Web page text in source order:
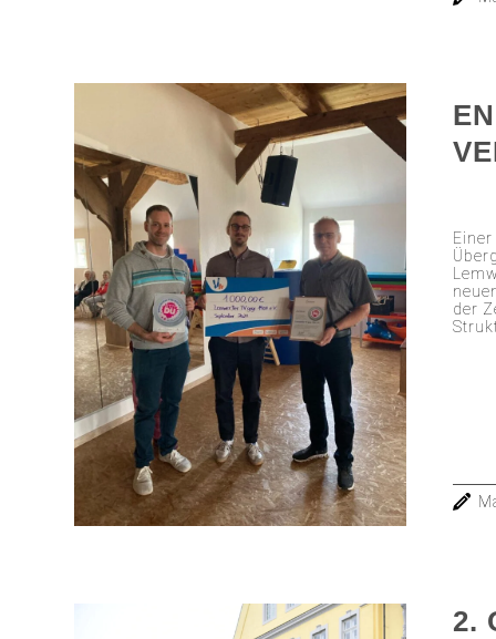
der
2.